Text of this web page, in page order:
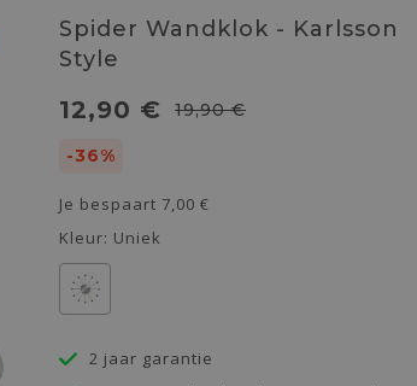
Spider Wandklok - Karlsson
Style
12,90 € 19,90 €
-36%
Je bespaart 7,00 €
Kleur: Uniek
2 jaar garantie